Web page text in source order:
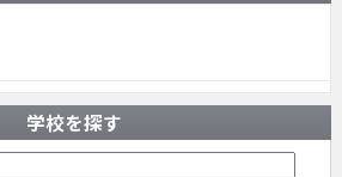
学校を探す